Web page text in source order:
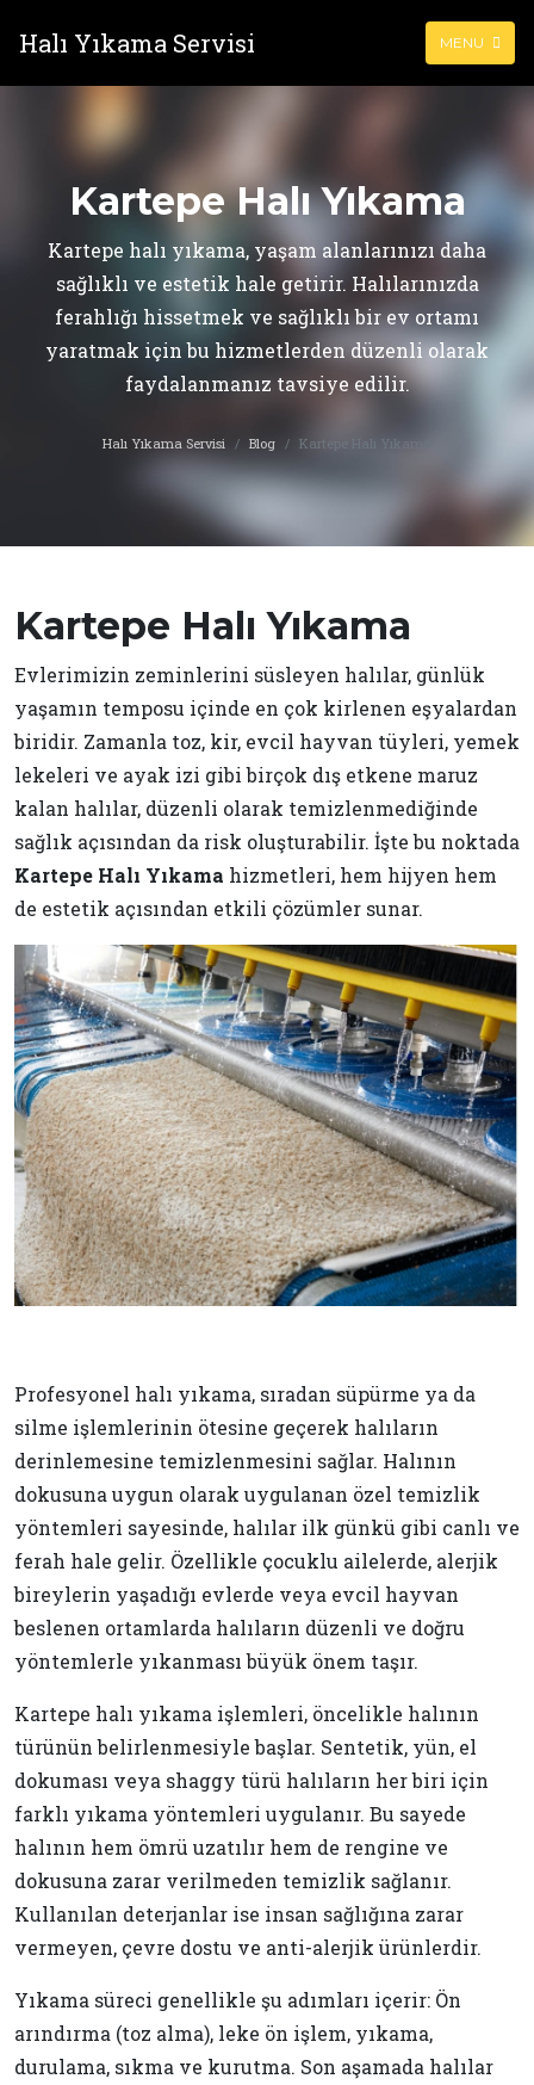
Halı Yıkama Servisi MENU
Kartepe Halı Yıkama
Kartepe halı yıkama, yaşam alanlarınızı daha
sağlıklı ve estetik hale getirir. Halılarınızda
ferahlığı hissetmek ve sağlıklı bir ev ortamı
yaratmak için bu hizmetlerden düzenli olarak
faydalanmanız tavsiye edilir.
Halı Yıkama Servisi Blog Kartepe Halı Yıkama
Kartepe Halı Yıkama
Evlerimizin zeminlerini süsleyen halılar, günlük
yaşamın temposu içinde en çok kirlenen eşyalardan
biridir. Zamanla toz, kir, evcil hayvan tüyleri, yemek
lekeleri ve ayak izi gibi birçok dış etkene maruz
kalan halılar, düzenli olarak temizlenmediğinde
sağlık açısından da risk oluşturabilir. İşte bu noktada
Kartepe Halı Yıkama hizmetleri, hem hijyen hem
de estetik açısından etkili çözümler sunar.
Profesyonel halı yıkama, sıradan süpürme ya da
silme işlemlerinin ötesine geçerek halıların
derinlemesine temizlenmesini sağlar. Halının
dokusuna uygun olarak uygulanan özel temizlik
yöntemleri sayesinde, halılar ilk günkü gibi canlı ve
ferah hale gelir. Özellikle çocuklu ailelerde, alerjik
bireylerin yaşadığı evlerde veya evcil hayvan
beslenen ortamlarda halıların düzenli ve doğru
yöntemlerle yıkanması büyük önem taşır.
Kartepe halı yıkama işlemleri, öncelikle halının
türünün belirlenmesiyle başlar. Sentetik, yün, el
dokuması veya shaggy türü halıların her biri için
farklı yıkama yöntemleri uygulanır. Bu sayede
halının hem ömrü uzatılır hem de rengine ve
dokusuna zarar verilmeden temizlik sağlanır.
Kullanılan deterjanlar ise insan sağlığına zarar
vermeyen, çevre dostu ve anti-alerjik ürünlerdir.
Yıkama süreci genellikle şu adımları içerir: Ön
arındırma (toz alma), leke ön işlem, yıkama,
durulama, sıkma ve kurutma. Son aşamada halılar